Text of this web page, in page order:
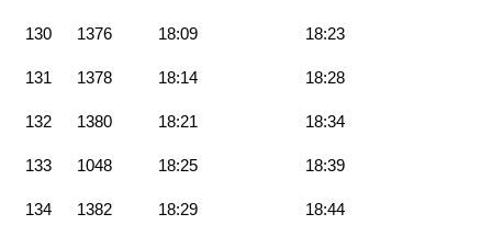
130 1376 18:09 18:23
131 1378 18:14 18:28
132 1380 18:21 18:34
133 1048 18:25 18:39
134 1382 18:29 18:44